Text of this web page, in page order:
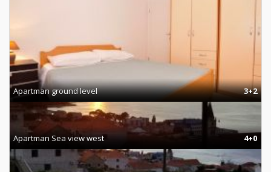
Apartman ground level 3+2
Apartman Sea view west 4+0